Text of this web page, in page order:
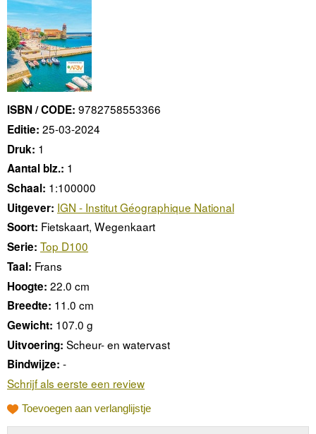
ISBN / CODE: 9782758553366
Editie: 25-03-2024
Druk: 1
Aantal blz.: 1
Schaal: 1:100000
Uitgever: IGN - Institut Géographique National
Soort: Fietskaart, Wegenkaart
Serie: Top D100
Taal: Frans
Hoogte: 22.0 cm
Breedte: 11.0 cm
Gewicht: 107.0 g
Uitvoering: Scheur- en watervast
Bindwijze: -
Schrijf als eerste een review
Toevoegen aan verlanglijstje